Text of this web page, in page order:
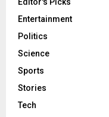
Entertainment
Politics
Science
Sports
Stories
Tech